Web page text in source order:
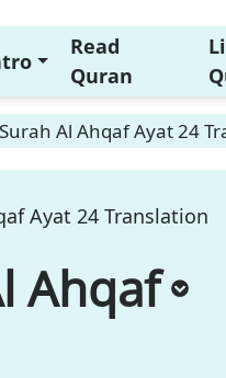
Read
Quran
Surah Al Ahqaf Ayat 24
Ayat 24 Translation
Ahqaf